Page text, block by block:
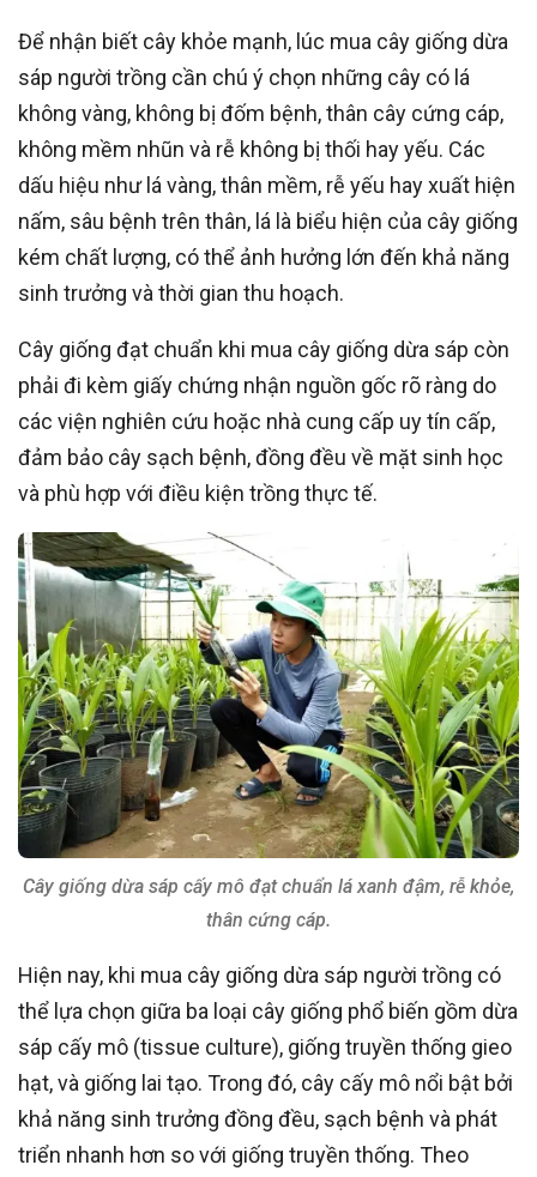
Để nhận biết cây khỏe mạnh, lúc mua cây giống dừa
sáp người trồng cần chú ý chọn những cây có lá
không vàng, không bị đốm bệnh, thân cây cứng cáp,
không mềm nhũn và rễ không bị thối hay yếu. Các
dấu hiệu như lá vàng, thân mềm, rễ yếu hay xuất hiện
nấm, sâu bệnh trên thân, lá là biểu hiện của cây giống
kém chất lượng, có thể ảnh hưởng lớn đến khả năng
sinh trưởng và thời gian thu hoạch.
Cây giống đạt chuẩn khi mua cây giống dừa sáp còn
phải đi kèm giấy chứng nhận nguồn gốc rõ ràng do
các viện nghiên cứu hoặc nhà cung cấp uy tín cấp,
đảm bảo cây sạch bệnh, đồng đều về mặt sinh học
và phù hợp với điều kiện trồng thực tế.
Cây giống dừa sáp cấy mô đạt chuẩn lá xanh đậm, rễ khỏe,
thân cứng cáp.
Hiện nay, khi mua cây giống dừa sáp người trồng có
thể lựa chọn giữa ba loại cây giống phổ biến gồm dừa
sáp cấy mô (tissue culture), giống truyền thống gieo
hạt, và giống lai tạo. Trong đó, cây cấy mô nổi bật bởi
khả năng sinh trưởng đồng đều, sạch bệnh và phát
triển nhanh hơn so với giống truyền thống. Theo